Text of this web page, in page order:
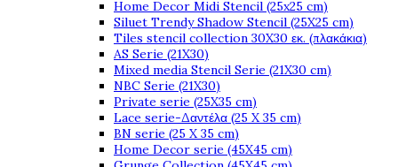
Home Decor Midi Stencil (25x25 cm)
Siluet Trendy Shadow Stencil (25X25 cm)
Tiles stencil collection 30X30 εκ. (πλακάκια)
AS Serie (21X30)
Mixed media Stencil Serie (21X30 cm)
NBC Serie (21X30)
Private serie (25X35 cm)
Lace serie-Δαντέλα (25 X 35 cm)
BN serie (25 X 35 cm)
Home Decor serie (45X45 cm)